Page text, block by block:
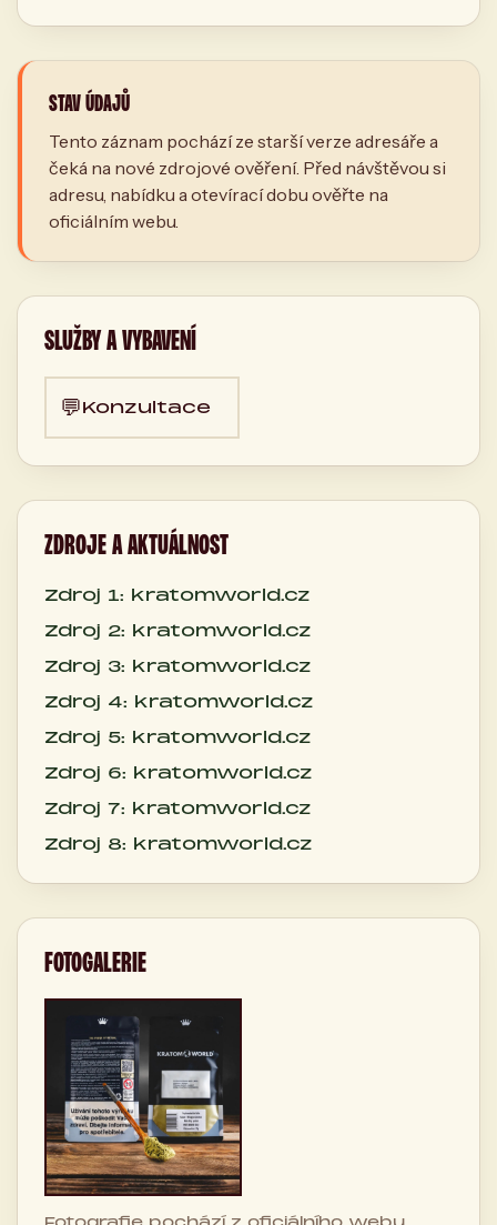
STAV ÚDAJŮ
Tento záznam pochází ze starší verze adresáře a
čeká na nové zdrojové ověření. Před návštěvou si
adresu, nabídku a otevírací dobu ověřte na
oficiálním webu.
SLUŽBY A VYBAVENÍ
💬Konzultace
ZDROJE A AKTUÁLNOST
Zdroj 1: kratomworld.cz
Zdroj 2: kratomworld.cz
Zdroj 3: kratomworld.cz
Zdroj 4: kratomworld.cz
Zdroj 5: kratomworld.cz
Zdroj 6: kratomworld.cz
Zdroj 7: kratomworld.cz
Zdroj 8: kratomworld.cz
FOTOGALERIE